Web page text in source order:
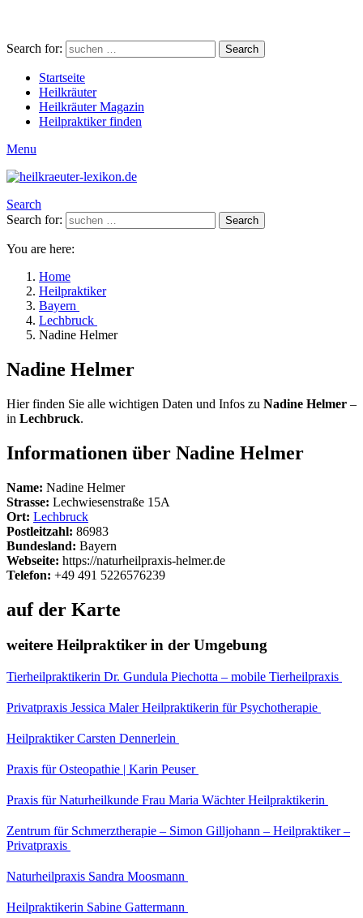
Search for: Search
Startseite
Heilkräuter
Heilkräuter Magazin
Heilpraktiker finden
Menu
Search
Search for:
Search
You are here:
Home
Heilpraktiker
Bayern
Lechbruck
Nadine Helmer
Nadine Helmer
Hier finden Sie alle wichtigen Daten und Infos zu Nadine Helmer –
in Lechbruck.
Informationen über Nadine Helmer
Name: Nadine Helmer
Strasse: Lechwiesenstraße 15A
Ort: Lechbruck
Postleitzahl: 86983
Bundesland: Bayern
Webseite: https://naturheilpraxis-helmer.de
Telefon: +49 491 5226576239
auf der Karte
weitere Heilpraktiker in der Umgebung
Tierheilpraktikerin Dr. Gundula Piechotta – mobile Tierheilpraxis
Privatpraxis Jessica Maler Heilpraktikerin für Psychotherapie
Heilpraktiker Carsten Dennerlein
Praxis für Osteopathie | Karin Peuser
Praxis für Naturheilkunde Frau Maria Wächter Heilpraktikerin
Zentrum für Schmerztherapie – Simon Gilljohann – Heilpraktiker –
Privatpraxis
Naturheilpraxis Sandra Moosmann
Heilpraktikerin Sabine Gattermann